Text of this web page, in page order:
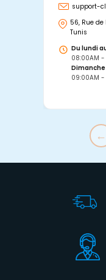
support-
56, Rue
Tunis
Du lundi
08:00AM -
Dimanche
09:00AM -
←